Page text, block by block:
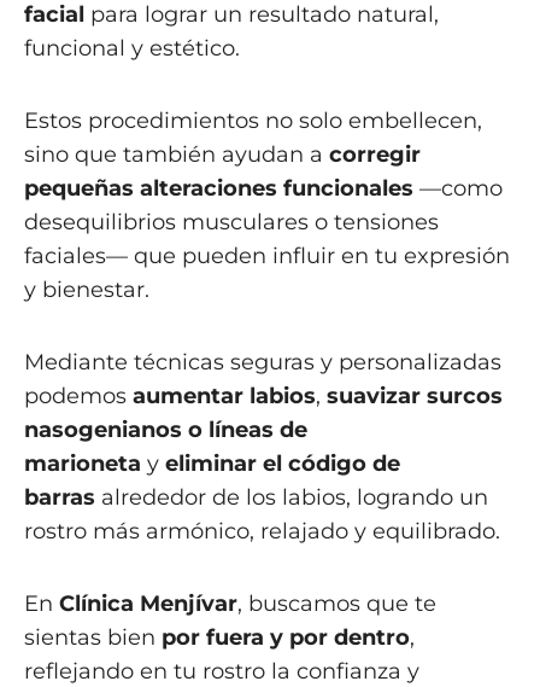
facial para lograr un resultado natural,
funcional y estético.
Estos procedimientos no solo embellecen,
sino que también ayudan a corregir
pequeñas alteraciones funcionales —como
desequilibrios musculares o tensiones
faciales— que pueden influir en tu expresión
y bienestar.
Mediante técnicas seguras y personalizadas
podemos aumentar labios, suavizar surcos
nasogenianos o líneas de
marioneta y eliminar el código de
barras alrededor de los labios, logrando un
rostro más armónico, relajado y equilibrado.
En Clínica Menjívar, buscamos que te
sientas bien por fuera y por dentro,
reflejando en tu rostro la confianza y